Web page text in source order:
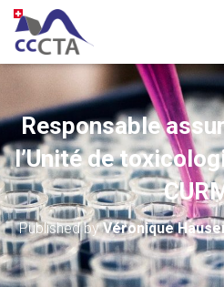
Responsable
l’Unité de
Published byVéronique